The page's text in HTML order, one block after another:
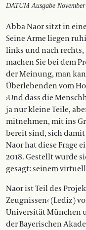
DATUM Ausgabe
Abba Naor sitzt in
Seine Arme liegen
links und nach
machen Sie bei dem
der Meinung, man
Überlebenden vom
›Und dass die
ja nur kleine Teile,
mitnehmen, mit ins
bereit sind, sich damit
Naor hat diese Frage
2018. Gestellt wurde
gesagt: seinem
Naor ist Teil des
Zeugnissen‹ (Lediz)
Universität München
der Bayerischen